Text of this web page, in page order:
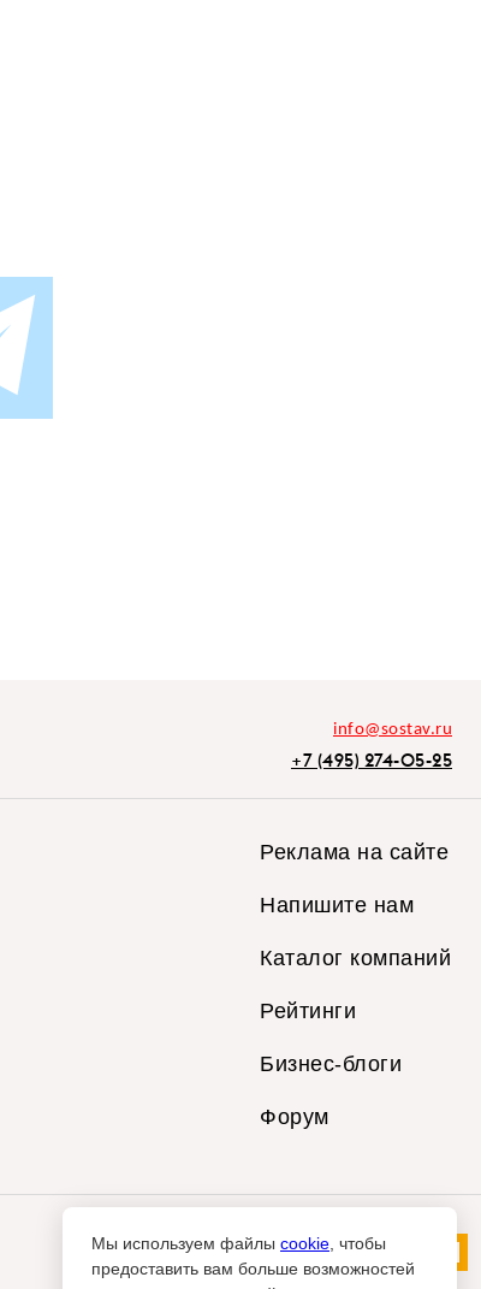
info@sostav.ru
+7 (495) 274-05-25
Реклама на сайте
Напишите нам
Каталог компаний
Рейтинги
Бизнес-блоги
Форум
Мы используем файлы cookie , чтобы
предоставить вам больше возможностей